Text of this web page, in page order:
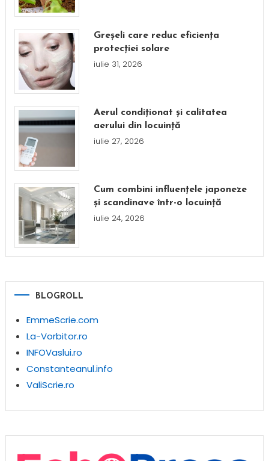
Greșeli care reduc eficiența
protecției solare
iulie 31, 2026
Aerul condiționat și calitatea
aerului din locuință
iulie 27, 2026
Cum combini influențele japoneze
și scandinave într-o locuință
iulie 24, 2026
BLOGROLL
EmmeScrie.com
La-Vorbitor.ro
INFOVaslui.ro
Constanteanul.info
ValiScrie.ro